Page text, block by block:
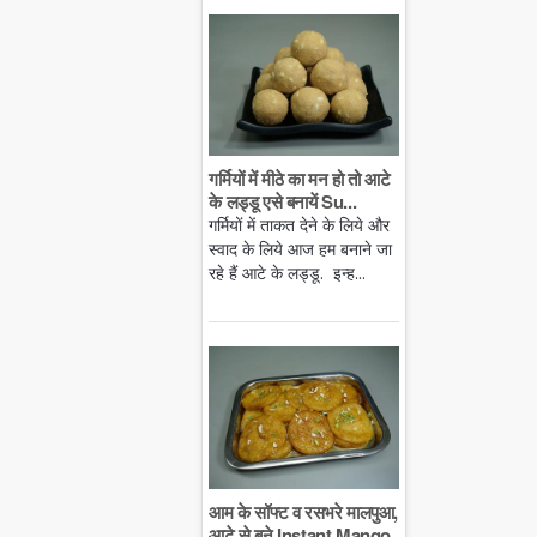
गर्मियों में मीठे का मन हो तो आटे
के लड्डू एसे बनायें Su...
गर्मियों में ताकत देने के लिये और
स्वाद के लिये आज हम बनाने जा
रहे हैं आटे के लड्डू. इन्ह...
आम के सॉफ्ट व रसभरे मालपुआ,